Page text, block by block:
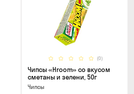
(0)
Чипсы «Hroom» со вкусом
сметаны и зелени, 50г
Чипсы